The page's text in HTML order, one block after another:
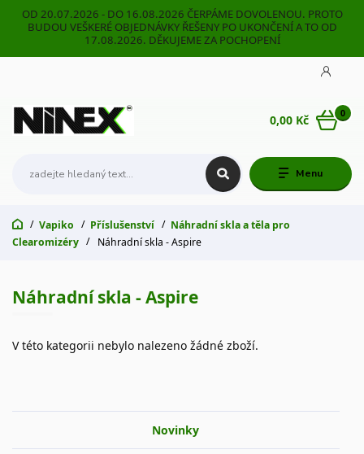
OD 20.07.2026 - DO 16.08.2026 ČERPÁME DOVOLENOU. PROTO
BUDOU VEŠKERÉ OBJEDNÁVKY ŘEŠENY PO UKONČENÍ A TO OD
17.08.2026. DĚKUJEME ZA POCHOPENÍ
Menu
0
0,00 Kč
Vapiko Příslušenství
Náhradní skla a těla pro
Clearomizéry
Náhradní skla - Aspire
Náhradní skla - Aspire
V této kategorii nebylo nalezeno žádné zboží.
Novinky